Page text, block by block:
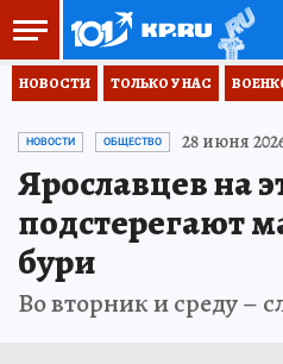
НОВОСТИ ТОЛЬКО У НАС
НОВОСТИ ОБЩЕСТВО 28 июня
Ярославцев на
подстерегают
бури
Во вторник и среду –